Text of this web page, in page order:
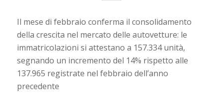
Il mese di febbraio conferma il consolidamento
della crescita nel mercato delle autovetture: le
immatricolazioni si attestano a 157.334 unità,
segnando un incremento del 14% rispetto alle
137.965 registrate nel febbraio dell’anno
precedente